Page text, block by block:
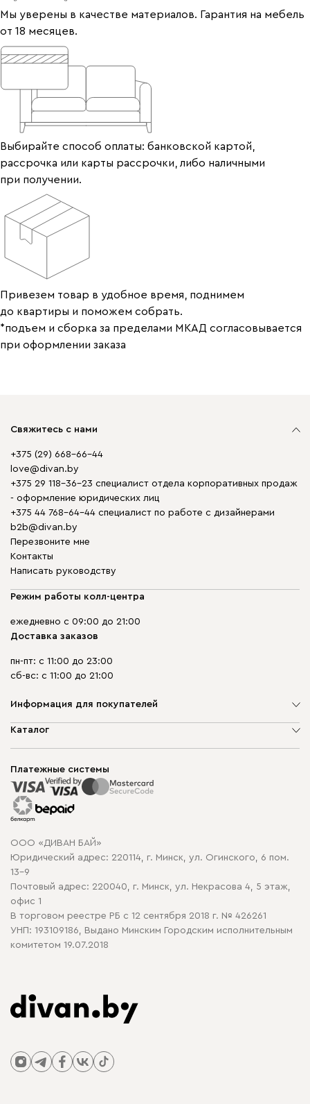
Мы уверены в качестве материалов. Гарантия на мебель
от 18 месяцев.
Выбирайте способ оплаты: банковской картой,
рассрочка или карты рассрочки, либо наличными
при получении.
Привезем товар в удобное время, поднимем
до квартиры и поможем собрать.
*подъем и сборка за пределами МКАД согласовывается
при оформлении заказа
Свяжитесь с нами
+375 (29) 668-66-44
love@divan.by
+375 29 118-36-23 специалист отдела корпоративных продаж
- оформление юридических лиц
+375 44 768-64-44 специалист по работе с дизайнерами
b2b@divan.by
Перезвоните мне
Контакты
Написать руководству
Режим работы колл-центра
ежедневно с 09:00 до 21:00
Доставка заказов
пн-пт: с 11:00 до 23:00
сб-вс: с 11:00 до 21:00
Информация для покупателей
О компании
Способы оплаты
Рассрочка и кредит
Гарантия
Карта сайта
Политика конфиденциальности
Политика в отношении обработки cookie
Каталог
Корпусная мебель
Распродажа мебели
Платежные системы
ООО «ДИВАН БАЙ»
Юридический адрес: 220114, г. Минск, ул. Огинского, 6 пом.
13-9
Почтовый адрес: 220040, г. Минск, ул. Некрасова 4, 5 этаж,
офис 1
В торговом реестре РБ с 12 сентября 2018 г. № 426261
УНП: 193109186, Выдано Минским Городским исполнительным
комитетом 19.07.2018